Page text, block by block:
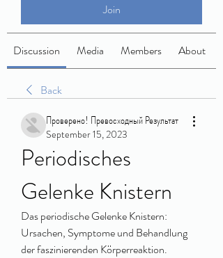
Join
Discussion Media Members About
Back
Проверено! Превосходный Результат
September 15, 2023
Periodisches
Gelenke Knistern
Das periodische Gelenke Knistern:
Ursachen, Symptome und Behandlung
der faszinierenden Körperreaktion.